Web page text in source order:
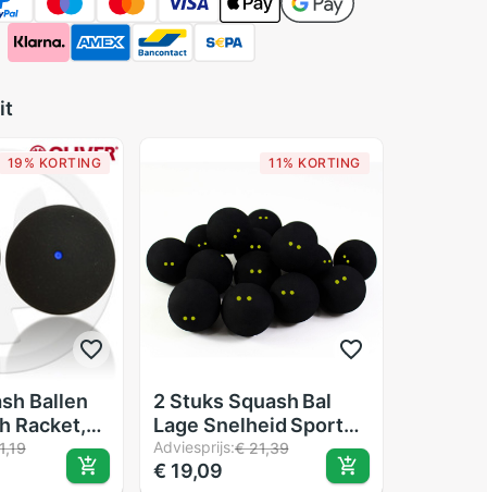
19% KORTING
Ballen
Racket,
11% KORTING
2 Stuks Squash Bal
Lage Snelheid Sport
Rubber Ballen Gele
Stippen Professionele
Adviesprijs:€ 21,39
€ 19,09